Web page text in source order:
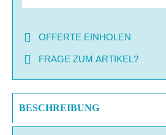
OFFERTE EINHOLEN
FRAGE ZUM ARTIKEL?
BESCHREIBUNG